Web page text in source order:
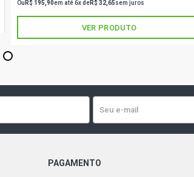
Ou R$ 195,90em até 6x deR$ 32,65sem juros
VER PRODUTO
1
PAGAMENTO